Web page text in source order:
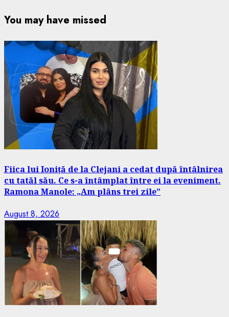
You may have missed
Fiica lui Ioniță de la Clejani a cedat după întâlnirea
cu tatăl său. Ce s-a întâmplat între ei la eveniment.
Ramona Manole: „Am plâns trei zile”
August 8, 2026